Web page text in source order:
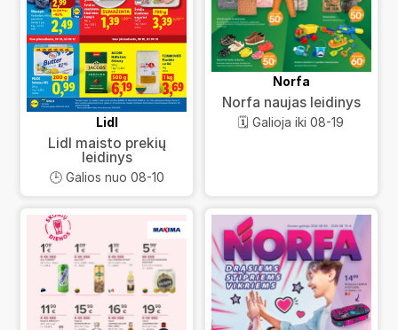
Lidl
Lidl maisto prekių
leidinys
🕒 Galios nuo 08-10
Norfa
Norfa naujas leidinys
🗓️ Galioja iki 08-19